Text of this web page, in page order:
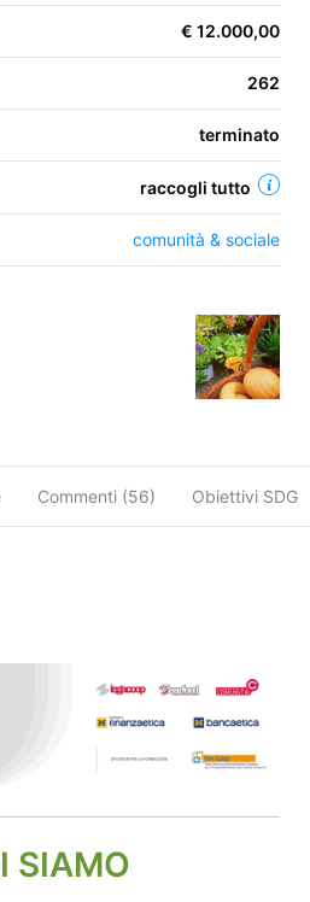
IT
ES
€ 12.000,00
262
terminato
raccogli tutto
comunità & sociale
Commenti (56) Obiettivi SDGs
SIAMO